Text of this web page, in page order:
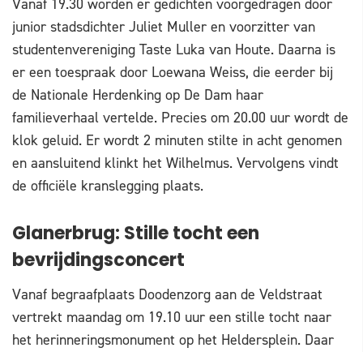
Vanaf 19.30 worden er gedichten voorgedragen door
junior stadsdichter Juliet Muller en voorzitter van
studentenvereniging Taste Luka van Houte. Daarna is
er een toespraak door Loewana Weiss, die eerder bij
de Nationale Herdenking op De Dam haar
familieverhaal vertelde. Precies om 20.00 uur wordt de
klok geluid. Er wordt 2 minuten stilte in acht genomen
en aansluitend klinkt het Wilhelmus. Vervolgens vindt
de officiële kranslegging plaats.
Glanerbrug: Stille tocht een
bevrijdingsconcert
Vanaf begraafplaats Doodenzorg aan de Veldstraat
vertrekt maandag om 19.10 uur een stille tocht naar
het herinneringsmonument op het Heldersplein. Daar